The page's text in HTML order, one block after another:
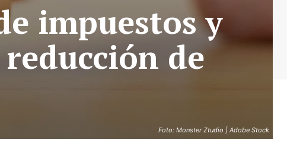
Foto: Monster Ztudio | Adobe Stock
impuestos y
de